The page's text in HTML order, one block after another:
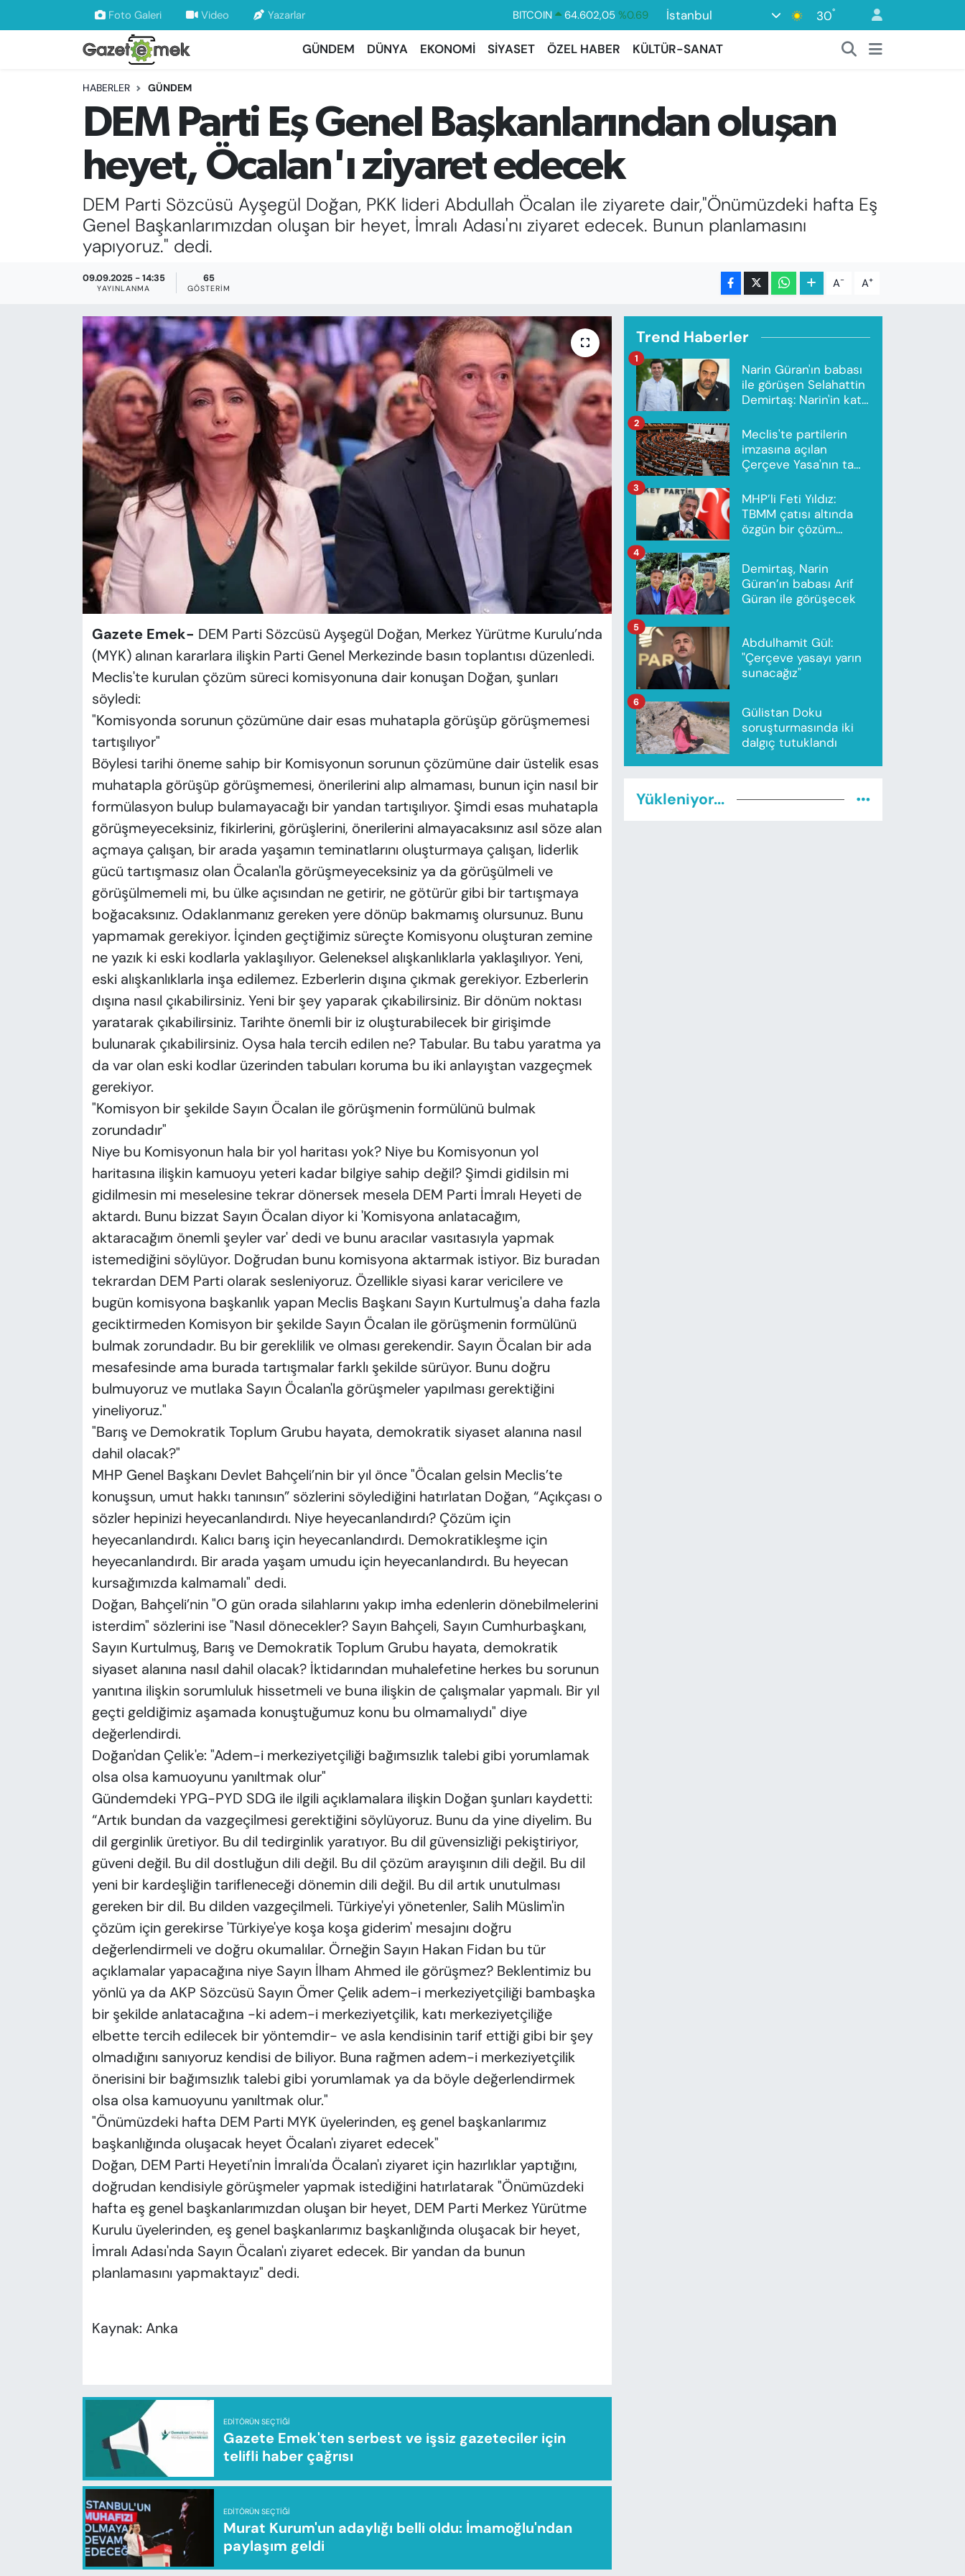
Foto Galeri Video Yazarlar DOLAR 47,6006 %0.06
EURO
55,0250 %0.02
BİST100
13.768 %48
İstanbul 30°
GÜNDEM DÜNYA EKONOMİ SİYASET ÖZEL HABER KÜLTÜR-SANAT
HABERLER GÜNDEM
DEM Parti Eş Genel Başkanlarından oluşan
heyet, Öcalan'ı ziyaret edecek
DEM Parti Sözcüsü Ayşegül Doğan, PKK lideri Abdullah Öcalan ile ziyarete dair,"Önümüzdeki hafta Eş
Genel Başkanlarımızdan oluşan bir heyet, İmralı Adası'nı ziyaret edecek. Bunun planlamasını
yapıyoruz." dedi.
09.09.2025 - 14:35
YAYINLANMA
65
GÖSTERIM A- A+
Gazete Emek- DEM Parti Sözcüsü Ayşegül Doğan, Merkez Yürütme Kurulu’nda
(MYK) alınan kararlara ilişkin Parti Genel Merkezinde basın toplantısı düzenledi.
Meclis'te kurulan çözüm süreci komisyonuna dair konuşan Doğan, şunları
söyledi:
"Komisyonda sorunun çözümüne dair esas muhatapla görüşüp görüşmemesi
tartışılıyor"
Böylesi tarihi öneme sahip bir Komisyonun sorunun çözümüne dair üstelik esas
muhatapla görüşüp görüşmemesi, önerilerini alıp almaması, bunun için nasıl bir
formülasyon bulup bulamayacağı bir yandan tartışılıyor. Şimdi esas muhatapla
görüşmeyeceksiniz, fikirlerini, görüşlerini, önerilerini almayacaksınız asıl söze alan
açmaya çalışan, bir arada yaşamın teminatlarını oluşturmaya çalışan, liderlik
gücü tartışmasız olan Öcalan'la görüşmeyeceksiniz ya da görüşülmeli ve
görüşülmemeli mi, bu ülke açısından ne getirir, ne götürür gibi bir tartışmaya
boğacaksınız. Odaklanmanız gereken yere dönüp bakmamış olursunuz. Bunu
yapmamak gerekiyor. İçinden geçtiğimiz süreçte Komisyonu oluşturan zemine
ne yazık ki eski kodlarla yaklaşılıyor. Geleneksel alışkanlıklarla yaklaşılıyor. Yeni,
eski alışkanlıklarla inşa edilemez. Ezberlerin dışına çıkmak gerekiyor. Ezberlerin
dışına nasıl çıkabilirsiniz. Yeni bir şey yaparak çıkabilirsiniz. Bir dönüm noktası
yaratarak çıkabilirsiniz. Tarihte önemli bir iz oluşturabilecek bir girişimde
bulunarak çıkabilirsiniz. Oysa hala tercih edilen ne? Tabular. Bu tabu yaratma ya
da var olan eski kodlar üzerinden tabuları koruma bu iki anlayıştan vazgeçmek
gerekiyor.
"Komisyon bir şekilde Sayın Öcalan ile görüşmenin formülünü bulmak
zorundadır"
Niye bu Komisyonun hala bir yol haritası yok? Niye bu Komisyonun yol
haritasına ilişkin kamuoyu yeteri kadar bilgiye sahip değil? Şimdi gidilsin mi
gidilmesin mi meselesine tekrar dönersek mesela DEM Parti İmralı Heyeti de
aktardı. Bunu bizzat Sayın Öcalan diyor ki 'Komisyona anlatacağım,
aktaracağım önemli şeyler var' dedi ve bunu aracılar vasıtasıyla yapmak
istemediğini söylüyor. Doğrudan bunu komisyona aktarmak istiyor. Biz buradan
tekrardan DEM Parti olarak sesleniyoruz. Özellikle siyasi karar vericilere ve
bugün komisyona başkanlık yapan Meclis Başkanı Sayın Kurtulmuş'a daha fazla
geciktirmeden Komisyon bir şekilde Sayın Öcalan ile görüşmenin formülünü
bulmak zorundadır. Bu bir gereklilik ve olması gerekendir. Sayın Öcalan bir ada
mesafesinde ama burada tartışmalar farklı şekilde sürüyor. Bunu doğru
bulmuyoruz ve mutlaka Sayın Öcalan'la görüşmeler yapılması gerektiğini
yineliyoruz."
"Barış ve Demokratik Toplum Grubu hayata, demokratik siyaset alanına nasıl
dahil olacak?"
MHP Genel Başkanı Devlet Bahçeli’nin bir yıl önce "Öcalan gelsin Meclis’te
konuşsun, umut hakkı tanınsın” sözlerini söylediğini hatırlatan Doğan, “Açıkçası o
sözler hepinizi heyecanlandırdı. Niye heyecanlandırdı? Çözüm için
heyecanlandırdı. Kalıcı barış için heyecanlandırdı. Demokratikleşme için
heyecanlandırdı. Bir arada yaşam umudu için heyecanlandırdı. Bu heyecan
kursağımızda kalmamalı" dedi.
Doğan, Bahçeli’nin "O gün orada silahlarını yakıp imha edenlerin dönebilmelerini
isterdim" sözlerini ise "Nasıl dönecekler? Sayın Bahçeli, Sayın Cumhurbaşkanı,
Sayın Kurtulmuş, Barış ve Demokratik Toplum Grubu hayata, demokratik
siyaset alanına nasıl dahil olacak? İktidarından muhalefetine herkes bu sorunun
yanıtına ilişkin sorumluluk hissetmeli ve buna ilişkin de çalışmalar yapmalı. Bir yıl
geçti geldiğimiz aşamada konuştuğumuz konu bu olmamalıydı" diye
değerlendirdi.
Doğan'dan Çelik'e: "Adem-i merkeziyetçiliği bağımsızlık talebi gibi yorumlamak
olsa olsa kamuoyunu yanıltmak olur"
Gündemdeki YPG-PYD SDG ile ilgili açıklamalara ilişkin Doğan şunları kaydetti:
“Artık bundan da vazgeçilmesi gerektiğini söylüyoruz. Bunu da yine diyelim. Bu
dil gerginlik üretiyor. Bu dil tedirginlik yaratıyor. Bu dil güvensizliği pekiştiriyor,
güveni değil. Bu dil dostluğun dili değil. Bu dil çözüm arayışının dili değil. Bu dil
yeni bir kardeşliğin tarifleneceği dönemin dili değil. Bu dil artık unutulması
gereken bir dil. Bu dilden vazgeçilmeli. Türkiye'yi yönetenler, Salih Müslim'in
çözüm için gerekirse 'Türkiye'ye koşa koşa giderim' mesajını doğru
değerlendirmeli ve doğru okumalılar. Örneğin Sayın Hakan Fidan bu tür
açıklamalar yapacağına niye Sayın İlham Ahmed ile görüşmez? Beklentimiz bu
yönlü ya da AKP Sözcüsü Sayın Ömer Çelik adem-i merkeziyetçiliği bambaşka
bir şekilde anlatacağına -ki adem-i merkeziyetçilik, katı merkeziyetçiliğe
elbette tercih edilecek bir yöntemdir- ve asla kendisinin tarif ettiği gibi bir şey
olmadığını sanıyoruz kendisi de biliyor. Buna rağmen adem-i merkeziyetçilik
önerisini bir bağımsızlık talebi gibi yorumlamak ya da böyle değerlendirmek
olsa olsa kamuoyunu yanıltmak olur."
"Önümüzdeki hafta DEM Parti MYK üyelerinden, eş genel başkanlarımız
başkanlığında oluşacak heyet Öcalan'ı ziyaret edecek"
Doğan, DEM Parti Heyeti'nin İmralı'da Öcalan'ı ziyaret için hazırlıklar yaptığını,
doğrudan kendisiyle görüşmeler yapmak istediğini hatırlatarak "Önümüzdeki
hafta eş genel başkanlarımızdan oluşan bir heyet, DEM Parti Merkez Yürütme
Kurulu üyelerinden, eş genel başkanlarımız başkanlığında oluşacak bir heyet,
İmralı Adası'nda Sayın Öcalan'ı ziyaret edecek. Bir yandan da bunun
planlamasını yapmaktayız" dedi.
Kaynak: Anka
EDITÖRÜN SEÇTIĞI
Gazete Emek'ten serbest ve işsiz gazeteciler için
telifli haber çağrısı
EDITÖRÜN SEÇTIĞI
Murat Kurum'un adaylığı belli oldu: İmamoğlu'ndan
paylaşım geldi
Trend Haberler
Narin Güran'ın babası
ile görüşen Selahattin
Demirtaş: Narin'in katili
1
Meclis'te partilerin
imzasına açılan
Çerçeve Yasa'nın tam
2
MHP’li Feti Yıldız:
TBMM çatısı altında
özgün bir çözüm
3
Demirtaş, Narin
Güran’ın babası Arif
Güran ile görüşecek
4
Abdulhamit Gül:
"Çerçeve yasayı yarın
sunacağız"
5
Gülistan Doku
soruşturmasında iki
dalgıç tutuklandı
6
Yükleniyor...
DÜNYA
EKONOMİ
EMEK HABERLERİ
YENİ MEDYADA EMEK GAZETECİLİĞİNİ
GELİŞTİRMEK
FAYDALI BİLGİLER
GÜNDEM
KÜLTÜR-SANAT
MAGAZİN
ÖZEL HABER
YAZAR KÖŞESİ
Nöbetçi Eczaneler
Hava Durumu
İstanbul Namaz Vakitleri
Trafik Durumu
Süper Lig Puan Durumu ve Fikstür
Son Dakika Haberleri